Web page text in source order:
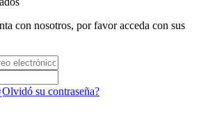
con nosotros, por favor acceda con sus
su contraseña?